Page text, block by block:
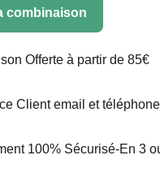
combinaison
Offerte à partir de 85€
Client email et téléphone
100% Sécurisé-En 3